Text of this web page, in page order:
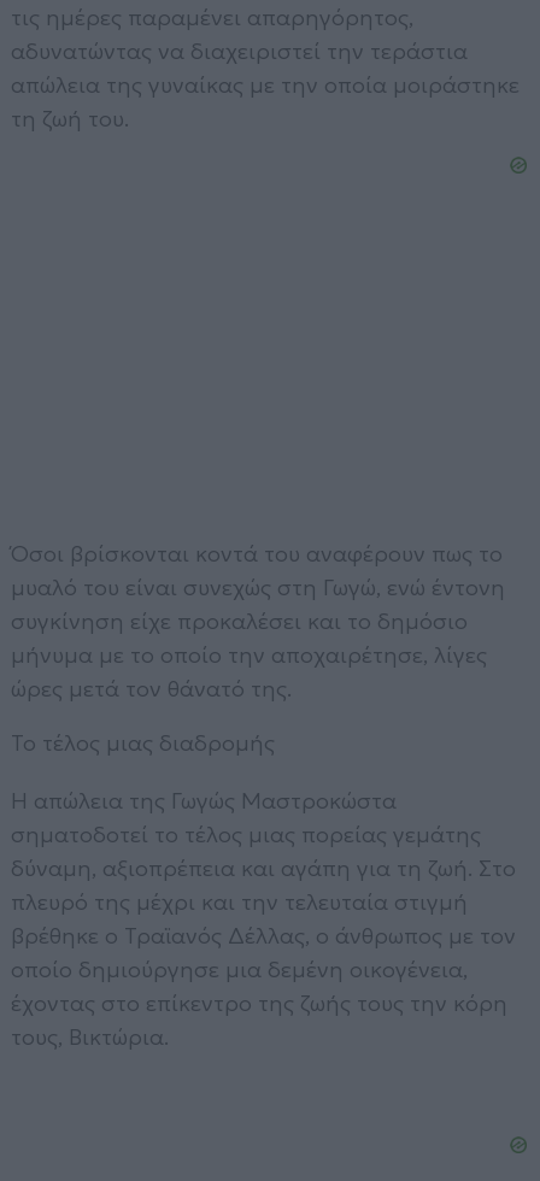
τις ημέρες παραμένει απαρηγόρητος,
αδυνατώντας να διαχειριστεί την τεράστια
απώλεια της γυναίκας με την οποία μοιράστηκε
τη ζωή του.
Όσοι βρίσκονται κοντά του αναφέρουν πως το
μυαλό του είναι συνεχώς στη Γωγώ, ενώ έντονη
συγκίνηση είχε προκαλέσει και το δημόσιο
μήνυμα με το οποίο την αποχαιρέτησε, λίγες
ώρες μετά τον θάνατό της.
Το τέλος μιας διαδρομής
Η απώλεια της Γωγώς Μαστροκώστα
σηματοδοτεί το τέλος μιας πορείας γεμάτης
δύναμη, αξιοπρέπεια και αγάπη για τη ζωή. Στο
πλευρό της μέχρι και την τελευταία στιγμή
βρέθηκε ο Τραϊανός Δέλλας, ο άνθρωπος με τον
οποίο δημιούργησε μια δεμένη οικογένεια,
έχοντας στο επίκεντρο της ζωής τους την κόρη
τους, Βικτώρια.